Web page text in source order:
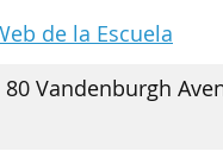
de la Escuela
80 Vandenburgh